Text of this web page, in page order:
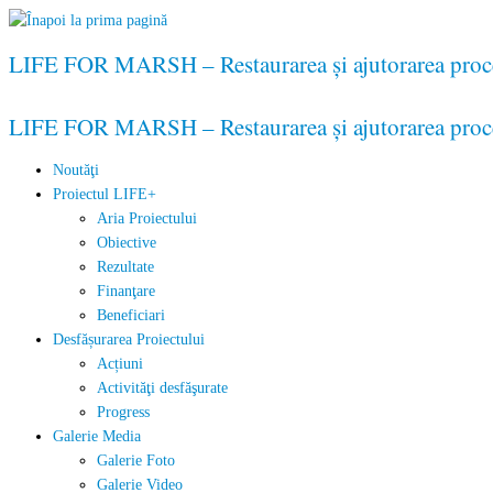
LIFE FOR MARSH – Restaurarea şi ajutorarea
LIFE FOR MARSH – Restaurarea şi ajutorarea
Noutăţi
Proiectul LIFE+
Aria Proiectului
Obiective
Rezultate
Finanţare
Beneficiari
Desfășurarea Proiectului
Acțiuni
Activităţi desfăşurate
Progress
Galerie Media
Galerie Foto
Galerie Video